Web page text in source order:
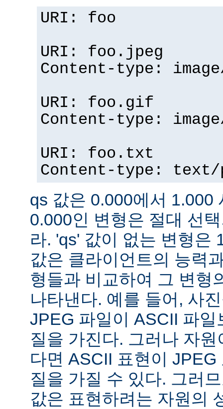
URI: foo
URI: foo.jpeg
Content-type:
URI: foo.gif
Content-type:
URI: foo.txt
Content-type:
qs 값은 0.000에서 1.000
0.000인 변형은 절대 선
라. 'qs' 값이 없는 변형은
값은 클라이언트의 능력
형들과 비교하여 그 변형
나타낸다. 예를 들어, 사
JPEG 파일이 ASCII 파
질을 가진다. 그러나 자
다면 ASCII 표현이
질을 가질 수 있다. 그러
값은 표현하려는 자원의